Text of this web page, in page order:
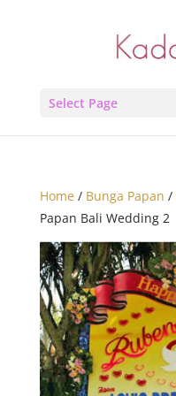
Select Page
Home/ Bunga Papan /
Papan Bali Wedding 2